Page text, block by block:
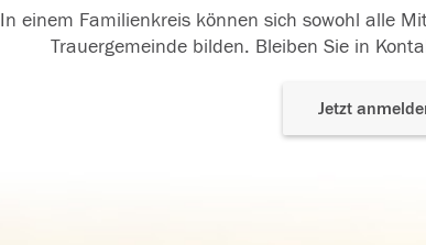
In einem Familienkreis können sich sowohl alle
Trauergemeinde bilden. Bleiben Sie in
Jetzt